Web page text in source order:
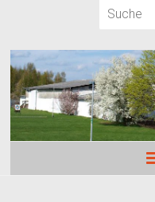
02:00
04:00